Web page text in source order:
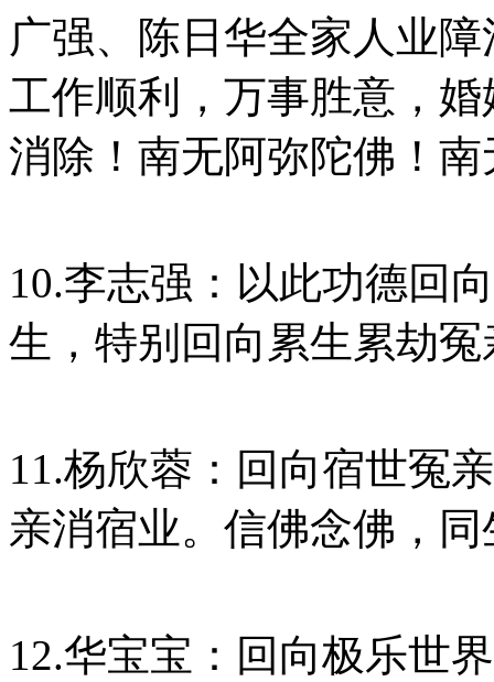
广强、陈日华全家人业
工作顺利，万事胜意，
消除！南无阿弥陀佛！
10.李志强：以此功德回
生，特别回向累生累劫
11.杨欣蓉：回向宿世冤
亲消宿业。信佛念佛，
12.华宝宝：回向极乐世